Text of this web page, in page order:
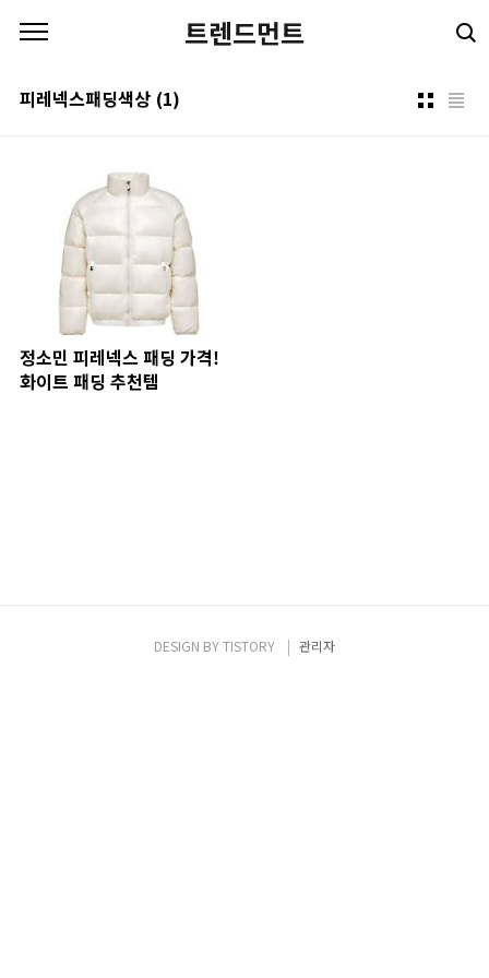
트렌드먼트
피레넥스패딩색상 (1)
정소민 피레넥스 패딩 가격!
화이트 패딩 추천템
DESIGN BYTISTORY 관리자